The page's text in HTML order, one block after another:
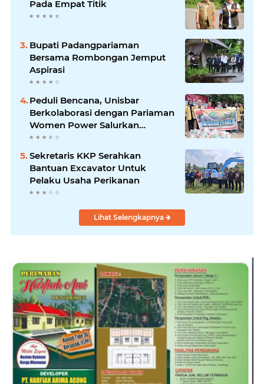
Pada Empat Titik
Bupati Padangpariaman
Bersama Rombongan Jemput
Aspirasi
Peduli Bencana, Unisbar
Berkolaborasi dengan Pariaman
Women Power Salurkan
Bantuan untuk Korban Banjir di
Padang
Sekretaris KKP Serahkan
Bantuan Excavator Untuk
Pelaku Usaha Perikanan
Lihat Selengkapnya